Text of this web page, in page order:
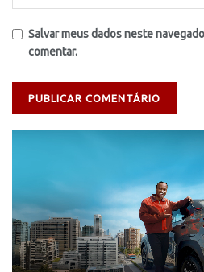
Salvar meus dados neste
comentar.